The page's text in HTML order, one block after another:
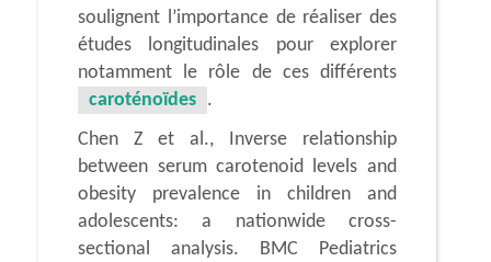
soulignent l’importance de réaliser des
études longitudinales pour explorer
notamment le rôle de ces différents
caroténoïdes .
Chen Z et al., Inverse relationship
between serum carotenoid levels and
obesity prevalence in children and
adolescents: a nationwide cross-
sectional analysis. BMC Pediatrics